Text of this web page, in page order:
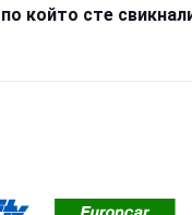
който сте